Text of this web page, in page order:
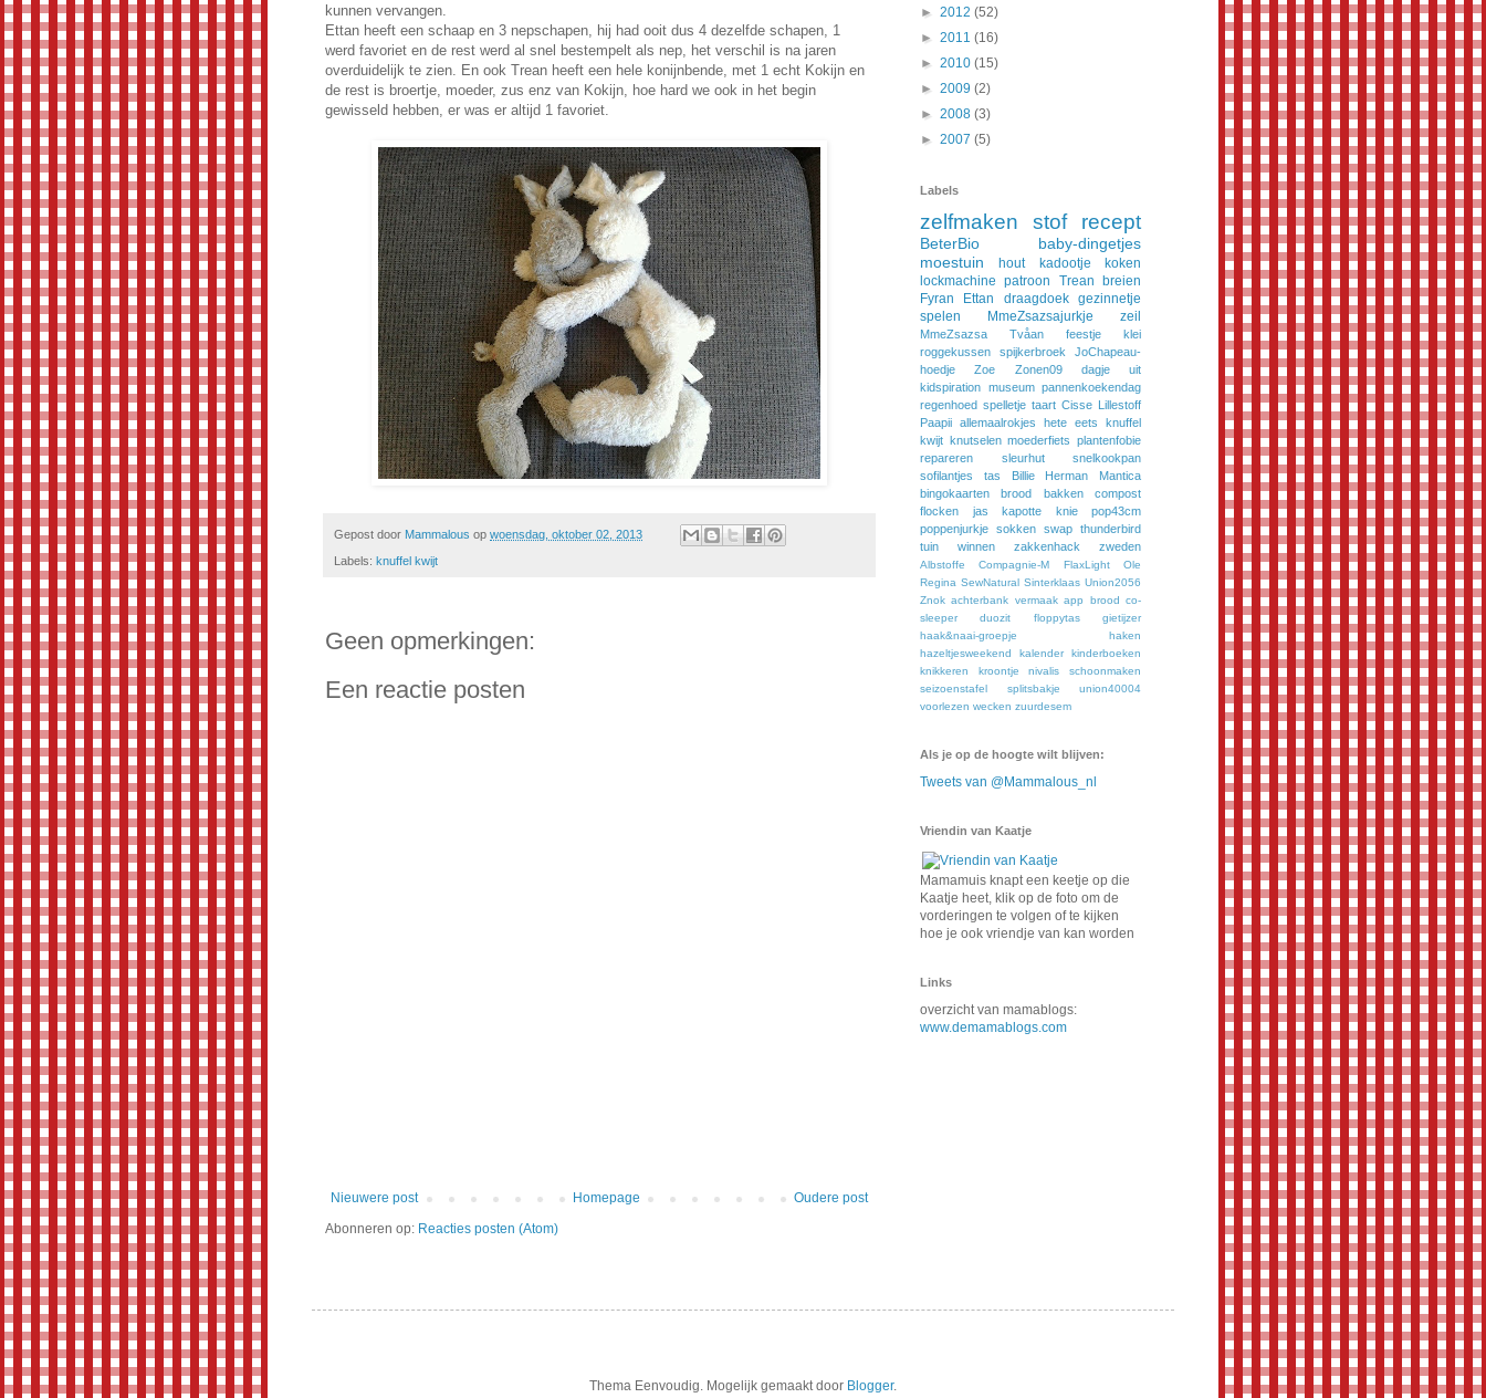
kunnen vervangen.
Ettan heeft een schaap en 3 nepschapen, hij had ooit dus 4 dezelfde schapen, 1
werd favoriet en de rest werd al snel bestempelt als nep, het verschil is na jaren
overduidelijk te zien. En ook Trean heeft een hele konijnbende, met 1 echt Kokijn en
de rest is broertje, moeder, zus enz van Kokijn, hoe hard we ook in het begin
gewisseld hebben, er was er altijd 1 favoriet.
Gepost door Mammalous op woensdag, oktober 02, 2013
Labels: knuffel kwijt
Geen opmerkingen:
Een reactie posten
Nieuwere post Oudere post
Homepage
Abonneren op: Reacties posten (Atom)
► 2012 (52)
► 2011 (16)
► 2010 (15)
► 2009 (2)
► 2008 (3)
► 2007 (5)
Labels
zelfmaken stof recept
BeterBio
baby-dingetjes
moestuin
hout kadootje
koken
lockmachine patroon Trean
breien
Fyran
Ettan draagdoek gezinnetje
spelen
MmeZsazsajurkje zeil
MmeZsazsa Tvåan feestje
klei
roggekussen
spijkerbroek
JoChapeau-
hoedje
Zoe Zonen09
dagje uit
kidspiration museum pannenkoekendag
regenhoed spelletje taart Cisse Lillestoff
Paapii allemaalrokjes hete eets
knuffel
kwijt knutselen moederfiets plantenfobie
repareren
sleurhut
snelkookpan
sofilantjes
tas Billie Herman
Mantica
bingokaarten
brood bakken
compost
flocken
jas kapotte knie
pop43cm
poppenjurkje sokken swap thunderbird
tuin
winnen zakkenhack zweden
Albstoffe Compagnie-M FlaxLight
Ole
Regina SewNatural Sinterklaas Union2056
Znok achterbank vermaak app brood co-
sleeper
duozit floppytas
gietijzer
haak&naai-groepje
haken
hazeltjesweekend
kalender
kinderboeken
knikkeren
kroontje nivalis
schoonmaken
seizoenstafel
splitsbakje
union40004
voorlezen wecken zuurdesem
Als je op de hoogte wilt blijven:
Tweets van @Mammalous_nl
Vriendin van Kaatje
Mamamuis knapt een keetje op die
Kaatje heet, klik op de foto om de
vorderingen te volgen of te kijken
hoe je ook vriendje van kan worden
Links
overzicht van mamablogs:
www.demamablogs.com
Thema Eenvoudig. Mogelijk gemaakt door Blogger.